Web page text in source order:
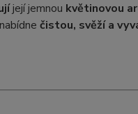
její jemnou květinovou
čistou, svěží a